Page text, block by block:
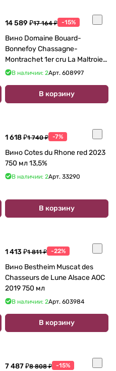
14 589 ₽17 164 ₽ -15%
Вино Domaine Bouard-
Bonnefoy Chassagne-
Montrachet 1er cru La Maltroie
2020 750 мл 13,5%
В наличии: 2Арт. 608997
В корзину
1 618 ₽1 740 ₽ -7%
Вино Cotes du Rhone red 2023
750 мл 13,5%
В наличии: 2Арт. 33290
В корзину
1 413 ₽1 811 ₽ -22%
Вино Bestheim Muscat des
Chasseurs de Lune Alsace AOC
2019 750 мл
В наличии: 2Арт. 603984
В корзину
7 487 ₽8 808 ₽ -15%